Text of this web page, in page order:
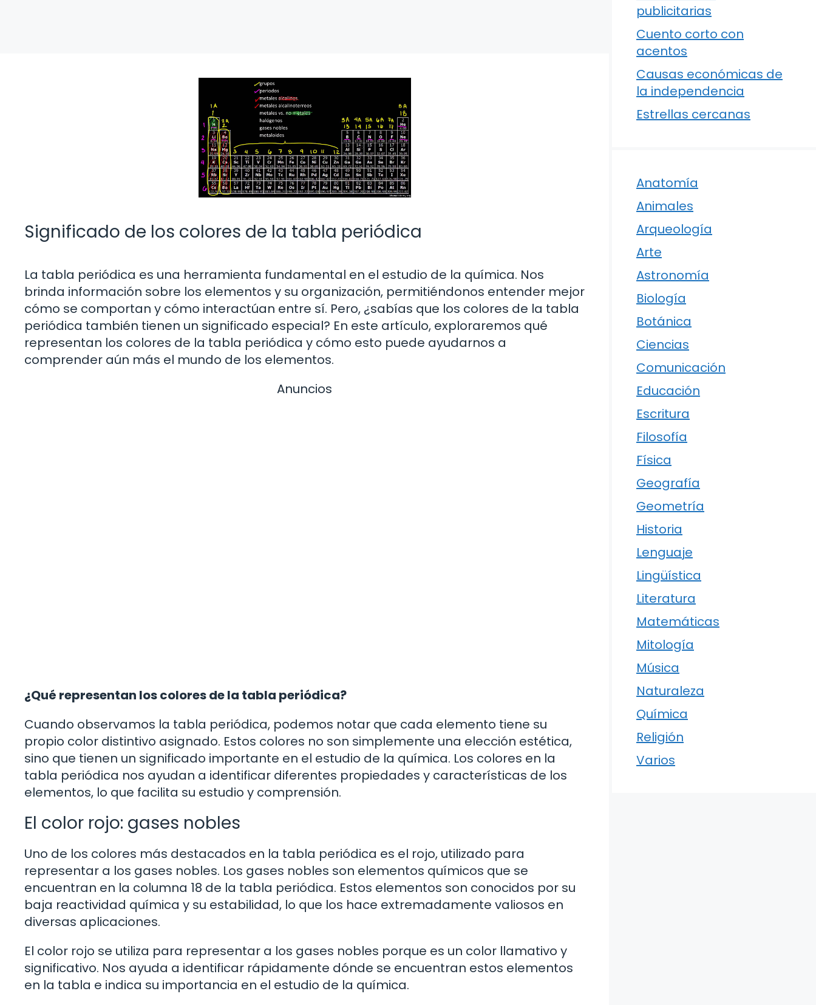
Significado de los colores de la tabla periódica
La tabla periódica es una herramienta fundamental en el estudio de la química. Nos
brinda información sobre los elementos y su organización, permitiéndonos entender mejor
cómo se comportan y cómo interactúan entre sí. Pero, ¿sabías que los colores de la tabla
periódica también tienen un significado especial? En este artículo, exploraremos qué
representan los colores de la tabla periódica y cómo esto puede ayudarnos a
comprender aún más el mundo de los elementos.
Anuncios
¿Qué representan los colores de la tabla periódica?
Cuando observamos la tabla periódica, podemos notar que cada elemento tiene su
propio color distintivo asignado. Estos colores no son simplemente una elección estética,
sino que tienen un significado importante en el estudio de la química. Los colores en la
tabla periódica nos ayudan a identificar diferentes propiedades y características de los
elementos, lo que facilita su estudio y comprensión.
El color rojo: gases nobles
Uno de los colores más destacados en la tabla periódica es el rojo, utilizado para
representar a los gases nobles. Los gases nobles son elementos químicos que se
encuentran en la columna 18 de la tabla periódica. Estos elementos son conocidos por su
baja reactividad química y su estabilidad, lo que los hace extremadamente valiosos en
diversas aplicaciones.
El color rojo se utiliza para representar a los gases nobles porque es un color llamativo y
significativo. Nos ayuda a identificar rápidamente dónde se encuentran estos elementos
en la tabla e indica su importancia en el estudio de la química.
publicitarias
Cuento corto con
acentos
Causas económicas de
la independencia
Estrellas cercanas
Anatomía
Animales
Arqueología
Arte
Astronomía
Biología
Botánica
Ciencias
Comunicación
Educación
Escritura
Filosofía
Física
Geografía
Geometría
Historia
Lenguaje
Lingüística
Literatura
Matemáticas
Mitología
Música
Naturaleza
Química
Religión
Varios